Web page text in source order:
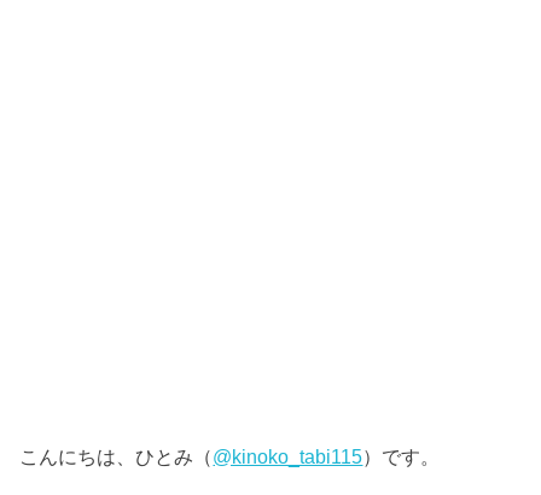
こんにちは、ひとみ（@kinoko_tabi115）です。